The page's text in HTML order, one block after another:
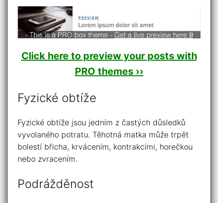
Click here to preview your posts with
PRO themes ››
Fyzické obtíže
Fyzické obtíže jsou jedním z častých důsledků
vyvolaného potratu. Těhotná matka může trpět
bolestí břicha, krvácením, kontrakcími, horečkou
nebo zvracením.
Podrážděnost